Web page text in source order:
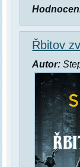
Řbitov
Autor: